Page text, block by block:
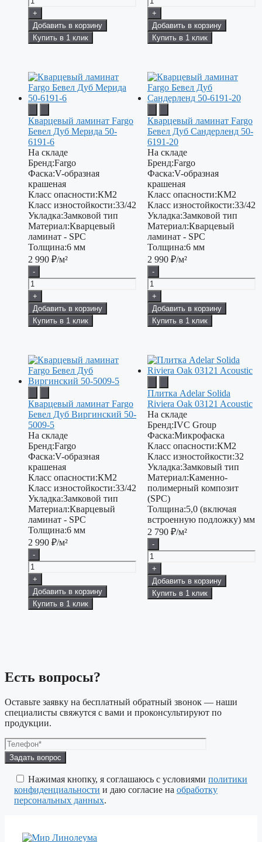
+
Добавить в корзину
Купить в 1 клик
+
Добавить в корзину
Купить в 1 клик
Кварцевый ламинат Fargo
Бевел Дуб Мерида 50-
6191-6
На складе
Бренд:Fargo
Фаска:V-образная
крашеная
Класс опасности:КМ2
Класс изностойкости:33/42
Укладка:Замковой тип
Материал:Кварцевый
ламинат - SPC
Толщина:6 мм
2 990 ₽/м²
-
+
Добавить в корзину
Купить в 1 клик
Кварцевый ламинат Fargo
Бевел Дуб Сандерленд 50-
6191-20
На складе
Бренд:Fargo
Фаска:V-образная
крашеная
Класс опасности:КМ2
Класс изностойкости:33/42
Укладка:Замковой тип
Материал:Кварцевый
ламинат - SPC
Толщина:6 мм
2 990 ₽/м²
-
+
Добавить в корзину
Купить в 1 клик
Кварцевый ламинат Fargo
Бевел Дуб Виргинский 50-
5009-5
На складе
Бренд:Fargo
Фаска:V-образная
крашеная
Класс опасности:КМ2
Класс изностойкости:33/42
Укладка:Замковой тип
Материал:Кварцевый
ламинат - SPC
Толщина:6 мм
2 990 ₽/м²
-
+
Добавить в корзину
Купить в 1 клик
Плитка Adelar Solida
Riviera Oak 03121 Acoustic
На складе
Бренд:IVC Group
Фаска:Микрофаска
Класс опасности:КМ2
Класс изностойкости:32
Укладка:Замковый тип
Материал:Каменно-
полимерный композит
(SPC)
Толщина:5,0 (включая
встроенную подложку) мм
2 790 ₽/м²
-
+
Добавить в корзину
Купить в 1 клик
Есть вопросы?
Оставьте заявку на бесплатный обратный звонок — наши
специалисты свяжутся с вами и проконсультируют по
продукции.
Оставьте
это
поле
пустым.
Нажимая кнопку, я соглашаюсь с условиями политики
конфиденциальности и даю согласие на обработку
персональных данных.